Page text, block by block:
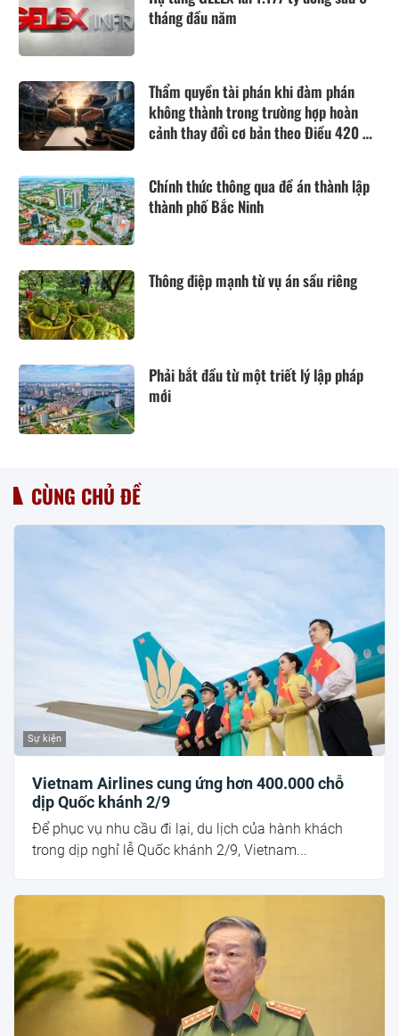
tháng đầu năm
Thẩm quyền tài phán khi đàm phán
không thành trong trường hợp hoàn
cảnh thay đổi cơ bản theo Điều 420 Bộ
Chính thức thông qua đề án thành lập
thành phố Bắc Ninh
Thông điệp mạnh từ vụ án sầu riêng
Phải bắt đầu từ một triết lý lập pháp
mới
CÙNG CHỦ ĐỀ
Sự kiện
Vietnam Airlines cung ứng hơn 400.000 chỗ
dịp Quốc khánh 2/9
Để phục vụ nhu cầu đi lại, du lịch của hành khách
trong dịp nghỉ lễ Quốc khánh 2/9, Vietnam...